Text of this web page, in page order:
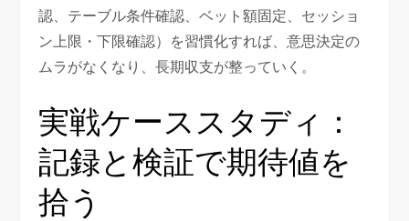
認、テーブル条件確認、ベット額固定、セッショ
ン上限・下限確認）を習慣化すれば、意思決定の
ムラがなくなり、長期収支が整っていく。
実戦ケーススタディ：
記録と検証で期待値を
拾う